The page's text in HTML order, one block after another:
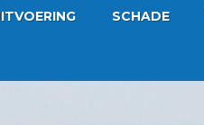
SCHADE